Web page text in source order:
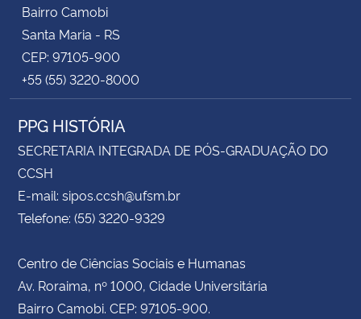
Bairro Camobi
Santa Maria - RS
CEP: 97105-900
+55 (55) 3220-8000
PPG HISTÓRIA
SECRETARIA INTEGRADA DE PÓS-GRADUAÇÃO DO
CCSH
E-mail: sipos.ccsh@ufsm.br
Telefone: (55) 3220-9329
Centro de Ciências Sociais e Humanas
Av. Roraima, nº 1000, Cidade Universitária
Bairro Camobi. CEP: 97105-900.